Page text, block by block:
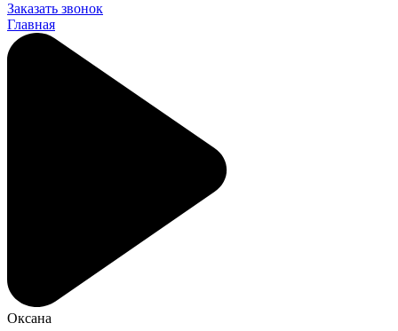
Заказать звонок
Главная
Оксана